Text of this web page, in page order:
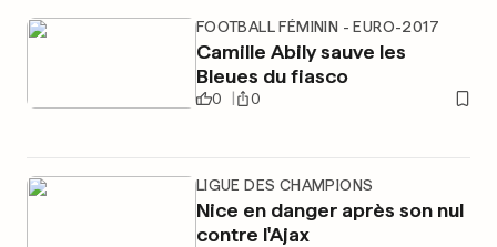
FOOTBALL FÉMININ - EURO-2017
Camille Abily sauve les
Bleues du fiasco
0 0
LIGUE DES CHAMPIONS
Nice en danger après son nul
contre l'Ajax